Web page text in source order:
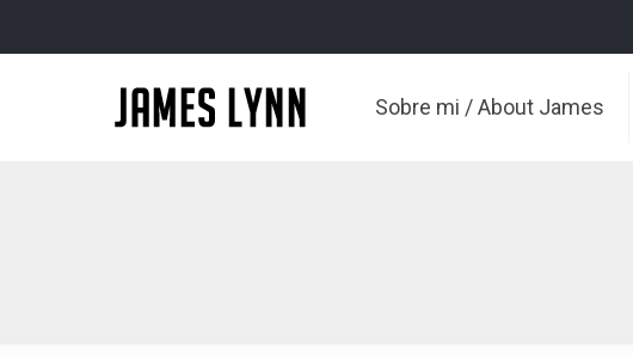
Sobre mi / About James